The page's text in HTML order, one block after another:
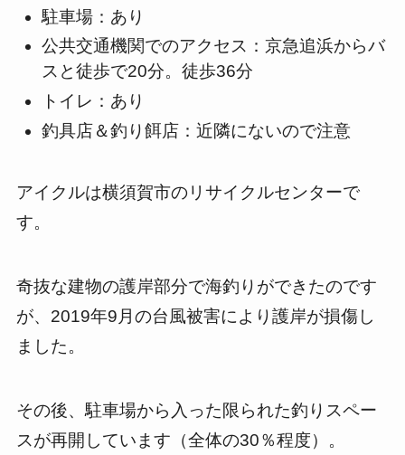
駐車場：あり
公共交通機関でのアクセス：京急追浜からバ
スと徒歩で20分。徒歩36分
トイレ：あり
釣具店＆釣り餌店：近隣にないので注意
アイクルは横須賀市のリサイクルセンターで
す。
奇抜な建物の護岸部分で海釣りができたのです
が、2019年9月の台風被害により護岸が損傷し
ました。
その後、駐車場から入った限られた釣りスペー
スが再開しています（全体の30％程度）。